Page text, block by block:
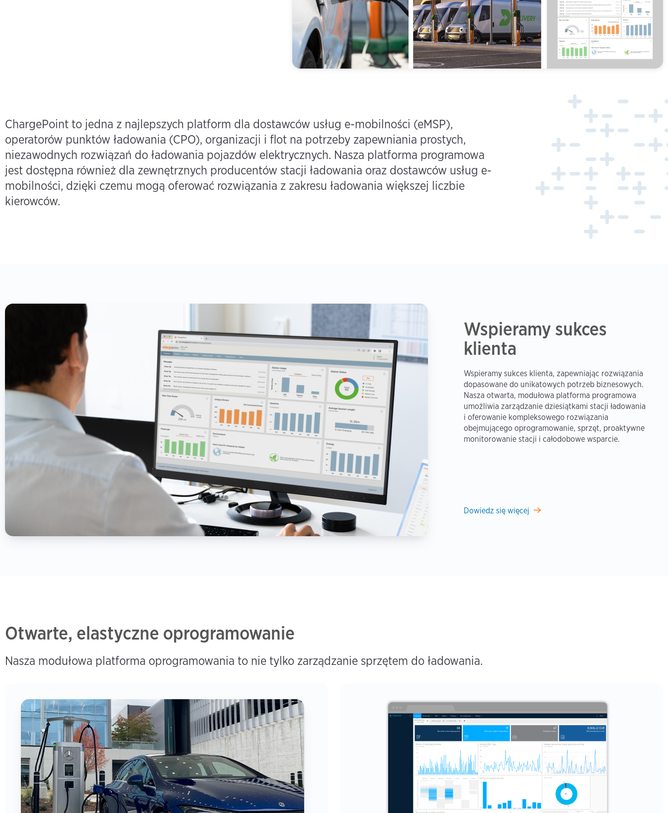
ChargePoint to jedna z najlepszych platform dla dostawców usług e-mobilności (eMSP),
operatorów punktów ładowania (CPO), organizacji i flot na potrzeby zapewniania prostych,
niezawodnych rozwiązań do ładowania pojazdów elektrycznych. Nasza platforma programowa
jest dostępna również dla zewnętrznych producentów stacji ładowania oraz dostawców usług e-
mobilności, dzięki czemu mogą oferować rozwiązania z zakresu ładowania większej liczbie
kierowców.
Wspieramy sukces
klienta
Wspieramy sukces klienta, zapewniając rozwiązania
dopasowane do unikatowych potrzeb biznesowych.
Nasza otwarta, modułowa platforma programowa
umożliwia zarządzanie dziesiątkami stacji ładowania
i oferowanie kompleksowego rozwiązania
obejmującego oprogramowanie, sprzęt, proaktywne
monitorowanie stacji i całodobowe wsparcie.
Dowiedz się więcej
Otwarte, elastyczne oprogramowanie
Nasza modułowa platforma oprogramowania to nie tylko zarządzanie sprzętem do ładowania.